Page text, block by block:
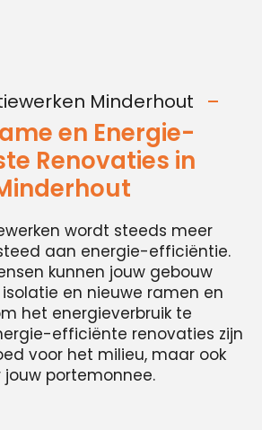
Minderhout
en Energie-
Renovaties in
wordt steeds meer
aan energie-efficiëntie.
kunnen jouw gebouw
en nieuwe ramen en
het energieverbruik te
efficiënte renovaties zijn
voor het milieu, maar ook
jouw portemonnee.